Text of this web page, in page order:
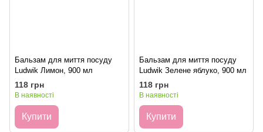
Бальзам для миття посуду
Ludwik Лимон, 900 мл
118 грн
В наявності
Купити
Бальзам для миття посуду
Ludwik Зелене яблуко, 900 мл
118 грн
В наявності
Купити